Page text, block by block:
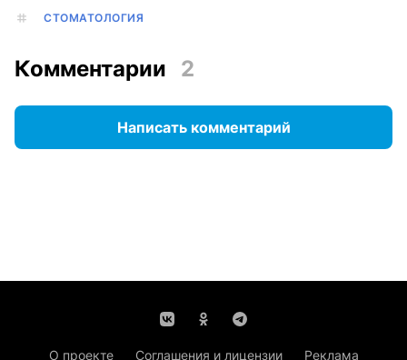
СТОМАТОЛОГИЯ
Комментарии 2
Написать комментарий
О проекте Соглашения и лицензии
Реклама